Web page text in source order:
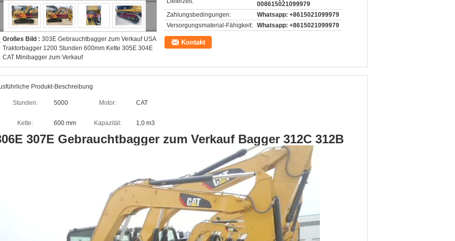
Großes Bild : 303E Gebrauchtbagger zum Verkauf USA
Traktorbagger 1200 Stunden 600mm Kette 305E 304E
CAT Minibagger zum Verkauf
008615021099979
Zahlungsbedingungen:
Whatsapp: +8615021099979
Versorgungsmaterial-Fähigkeit: Whatsapp: +8615021099979
Kontakt
Produkt-Beschreibung
Stunden: 5000 Motor: CAT
Kette: 600 mm Kapazität: 1,0 m3
307E Gebrauchtbagger zum Verkauf Bagger 312C 312B